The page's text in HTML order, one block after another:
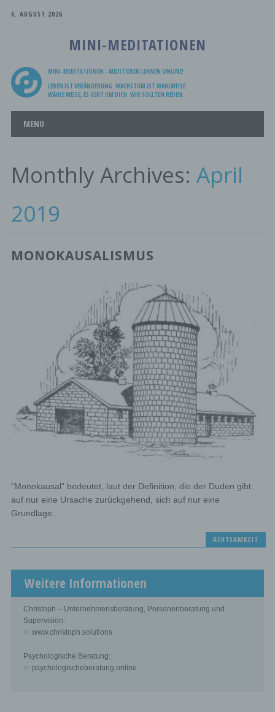
6. AUGUST 2026
MINI-MEDITATIONEN
MINI-MEDITATIONEN - MEDITIEREN LERNEN ONLINE!
LEBEN IST VERÄNDERUNG. WACHSTUM IST WAHLWEISE.
WÄHLE WEISE, ES GEHT UM DICH. WIR SOLLTEN REDEN.
Main menu
MENU
Monthly Archives: April
2019
MONOKAUSALISMUS
“Monokausal” bedeutet, laut der Definition, die der Duden gibt:
auf nur eine Ursache zurückgehend, sich auf nur eine
Grundlage...
ACHTSAMKEIT
Weitere Informationen
Christoph – Unternehmensberatung, Personenberatung und
Supervision:
☞ www.christoph.solutions
Psychologische Beratung:
☞ psychologischeberatung.online